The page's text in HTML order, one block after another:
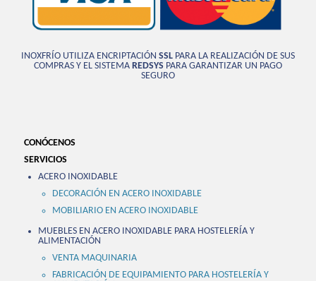
INOXFRÍO UTILIZA ENCRIPTACIÓN SSL PARA LA REALIZACIÓN DE SUS
COMPRAS Y EL SISTEMA REDSYS PARA GARANTIZAR UN PAGO
SEGURO
CONÓCENOS
SERVICIOS
ACERO INOXIDABLE
DECORACIÓN EN ACERO INOXIDABLE
MOBILIARIO EN ACERO INOXIDABLE
MUEBLES EN ACERO INOXIDABLE PARA HOSTELERÍA Y
ALIMENTACIÓN
VENTA MAQUINARIA
FABRICACIÓN DE EQUIPAMIENTO PARA HOSTELERÍA Y